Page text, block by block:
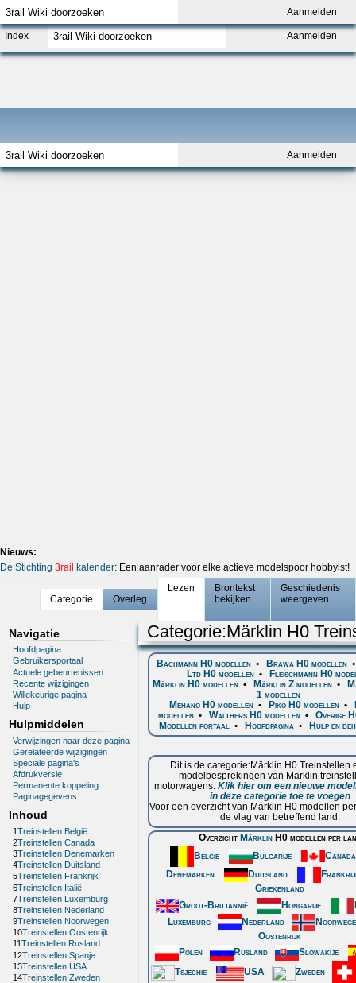
Aanmelden
Aanmelden
Index Aanmelden
Nieuws:
De Stichting 3rail kalender: Een aanrader voor elke actieve modelspoor hobbyist!
Categorie Overleg
Lezen
Brontekst
bekijken
Geschiedenis
weergeven
Navigatie
Hoofdpagina
Gebruikersportaal
Actuele gebeurtenissen
Recente wijzigingen
Willekeurige pagina
Hulp
Hulpmiddelen
Verwijzingen naar deze pagina
Gerelateerde wijzigingen
Speciale pagina's
Afdrukversie
Permanente koppeling
Paginagegevens
Inhoud
1Treinstellen België
2Treinstellen Canada
3Treinstellen Denemarken
4Treinstellen Duitsland
5Treinstellen Frankrijk
6Treinstellen Italië
7Treinstellen Luxemburg
8Treinstellen Nederland
9Treinstellen Noorwegen
10Treinstellen Oostenrijk
11Treinstellen Rusland
12Treinstellen Spanje
13Treinstellen USA
14Treinstellen Zweden
Categorie:Märklin H0
Bachmann H0 modellen • Brawa H0 modellen
Ltd H0 modellen•
Fleischmann H0
Märklin H0 modellen • Märklin Z modellen •
1 modellen
Mehano H0 modellen• Piko H0 modellen•
modellen • Walthers H0 modellen •
Overige
Modellen portaal
• Hoofdpagina • Hulp en
Dit is de categorie:Märklin H0 Treinstellen
modelbesprekingen van Märklin
motorwagens. Klik hier om een nieuwe
in deze categorie toe te voegen
Voor een overzicht van Märklin H0 modellen
de vlag van betreffend land.
Overzicht MärklinH0 modellen per
België
Bulgarije
Canada
Denemarken
Duitsland
Griekenland
Groot-Brittannië
Hongarije
Luxemburg
Nederland
Oostenrijk
Polen
Rusland
Slowakije
Tsjechië
USA Zweden